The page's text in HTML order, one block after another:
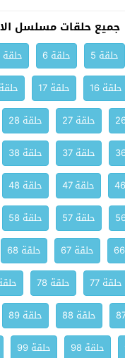
جميع حلقات مسلسل
حلقة 5 حلقة 6 حلقة 7
حلقة 16 حلقة 17 حلقة
حلقة 27 حلقة 28
حلقة 37 حلقة 38
حلقة 47 حلقة 48
حلقة 57 حلقة 58
حلقة 67 حلقة 68
حلقة 77 حلقة 78 حلقة
حلقة 88 حلقة 89
حلقة 98 حلقة 99